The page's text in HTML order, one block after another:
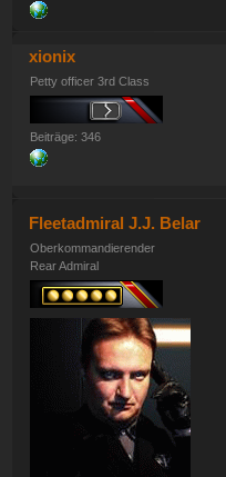
xionix
Petty officer 3rd Class
Beiträge: 346
Fleetadmiral J.J. Belar
Oberkommandierender
Rear Admiral